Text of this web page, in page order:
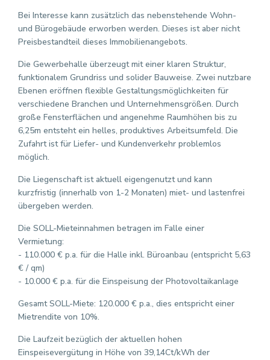
Bei Interesse kann zusätzlich das nebenstehende Wohn-
und Bürogebäude erworben werden. Dieses ist aber nicht
Preisbestandteil dieses Immobilienangebots.
Die Gewerbehalle überzeugt mit einer klaren Struktur,
funktionalem Grundriss und solider Bauweise. Zwei nutzbare
Ebenen eröffnen flexible Gestaltungsmöglichkeiten für
verschiedene Branchen und Unternehmensgrößen. Durch
große Fensterflächen und angenehme Raumhöhen bis zu
6,25m entsteht ein helles, produktives Arbeitsumfeld. Die
Zufahrt ist für Liefer- und Kundenverkehr problemlos
möglich.
Die Liegenschaft ist aktuell eigengenutzt und kann
kurzfristig (innerhalb von 1-2 Monaten) miet- und lastenfrei
übergeben werden.
Die SOLL-Mieteinnahmen betragen im Falle einer
Vermietung:
- 110.000 € p.a. für die Halle inkl. Büroanbau (entspricht 5,63
€ / qm)
- 10.000 € p.a. für die Einspeisung der Photovoltaikanlage
Gesamt SOLL-Miete: 120.000 € p.a., dies entspricht einer
Mietrendite von 10%.
Die Laufzeit bezüglich der aktuellen hohen
Einspeisevergütung in Höhe von 39,14Ct/kWh der